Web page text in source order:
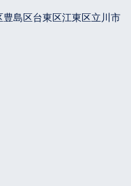
豊島区台東区江東区立川市